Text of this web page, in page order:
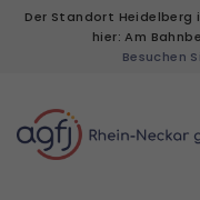
Der Standort Heidelberg
hier: Am
Besuchen